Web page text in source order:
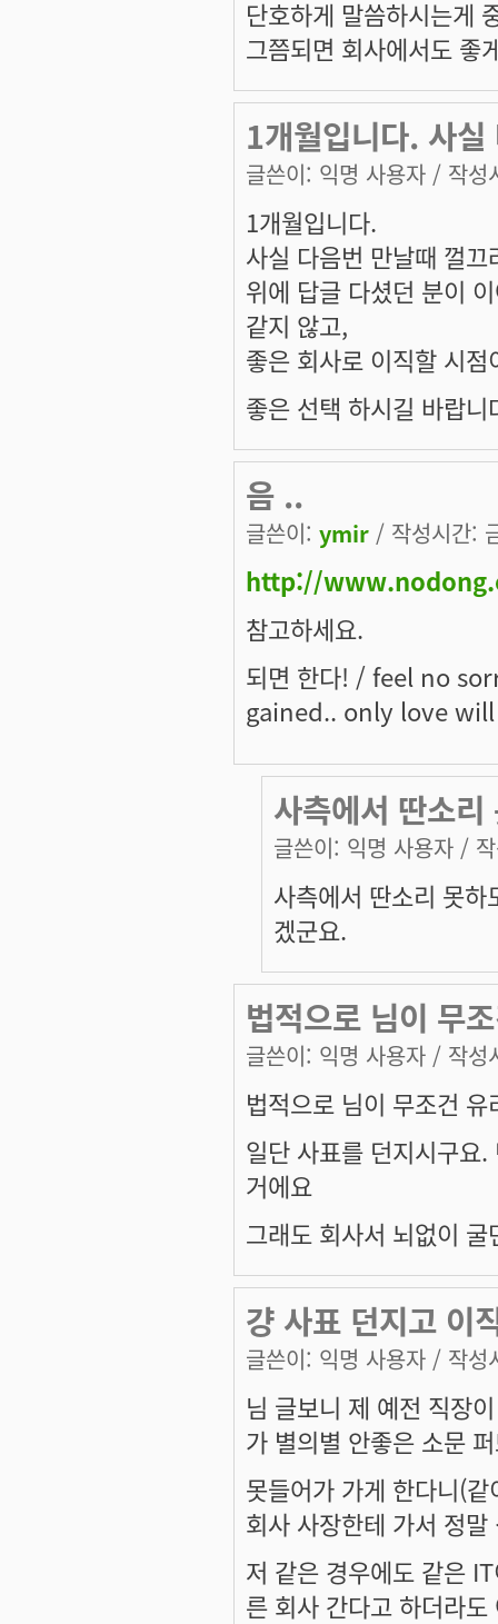
단호하게 말씀하시는게
그쯤되면 회사에서도 좋
1개월입니다. 사
글쓴이: 익명 사용자 / 작성
1개월입니다.
사실 다음번 만날때 껄
위에 답글 다셨던 분이
같지 않고,
좋은 회사로 이직할 시
좋은 선택 하시길 바랍니
음 ..
글쓴이: ymir / 작성시간:
http://
참고하세요.
되면 한다! / feel no
gained.. only love
사측에서 딴소
글쓴이: 익명 사용자 /
사측에서 딴소리 못
겠군요.
법적으로 님이 무
글쓴이: 익명 사용자 / 작성
법적으로 님이 무조건 유
일단 사표를 던지시구요
거에요
그래도 회사서 뇌없이
걍 사표 던지고 이
글쓴이: 익명 사용자 / 작성
님 글보니 제 예전 직장
가 별의별 안좋은 소문
못들어가 가게 한다니(
회사 사장한테 가서 정
저 같은 경우에도 같은
른 회사 간다고 하더라